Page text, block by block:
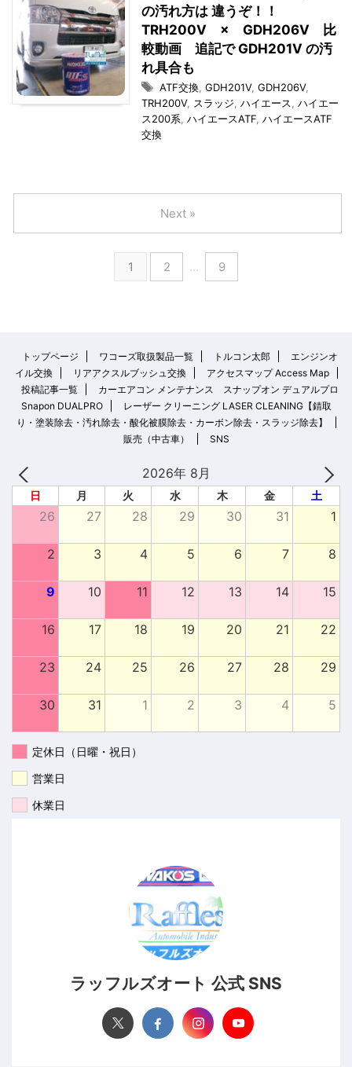
の汚れ方は 違うぞ！！
TRH200V × GDH206V 比
較動画 追記で GDH201V の汚
れ具合も
ATF交換 GDH201V, GDH206V,
TRH200V, スラッジ ハイエース
ハイエー
ス200系 ハイエースATF ハイエースATF
交換
1 2 … 9
Next »
トップページ ワコーズ取扱製品一覧 トルコン太郎
エンジンオ
イル交換
リアアクスルブッシュ交換
アクセスマップ Access Map
投稿記事一覧
カーエアコン メンテナンス スナップオン デュアルプロ
Snapon DUALPRO
レーザー クリーニング LASER CLEANING【錆取
り・塗装除去・汚れ除去・酸化被膜除去・カーボン除去・スラッジ除去】
販売（中古車）
SNS
2026年 8月
日 月 火 水 木 金 土
26 27 28 29 30 31 1
2 3 4 5 6 7 8
9 10 11 12 13 14 15
16 17 18 19 20 21 22
23 24 25 26 27 28 29
30 31 1 2 3 4 5
定休日（日曜・祝日）
営業日
休業日
ラッフルズオート 公式 SNS